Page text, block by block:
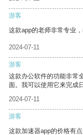
游客
这款app的老师非常专业
2024-07-11
游客
这款办公软件的功能非常
面。我可以使用它来完成
2024-07-11
游客
这款加速器app的价格有